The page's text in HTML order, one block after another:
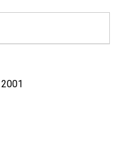
2001